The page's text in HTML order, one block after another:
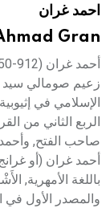
هيئةاحمد غران
Gran
زعيم صومالي سيد
الإسلامي في
الربع الثاني من
صاحب الفتح, وأحمد
أحمد غران (أو
باللغة الأمهرية,
والمصدر الأول في